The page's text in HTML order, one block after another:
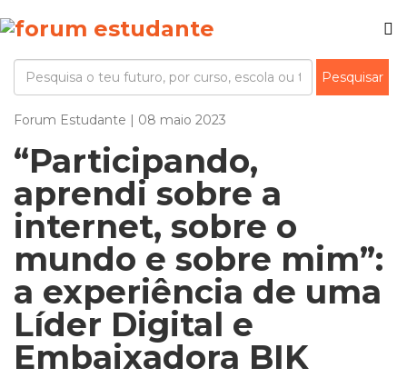
Forum Estudante | 08 maio 2023
“Participando,
aprendi sobre a
internet, sobre o
mundo e sobre mim”:
a experiência de uma
Líder Digital e
Embaixadora BIK